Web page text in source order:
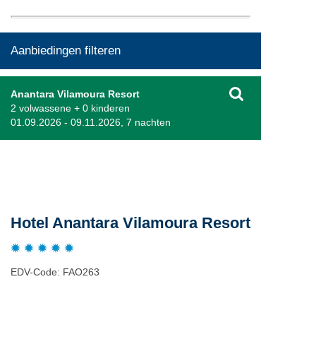
Aanbiedingen filteren
Anantara Vilamoura Resort
2 volwassene + 0 kinderen
01.09.2026 - 09.11.2026, 7 nachten
Hotel Anantara Vilamoura Resort
EDV-Code: FAO263